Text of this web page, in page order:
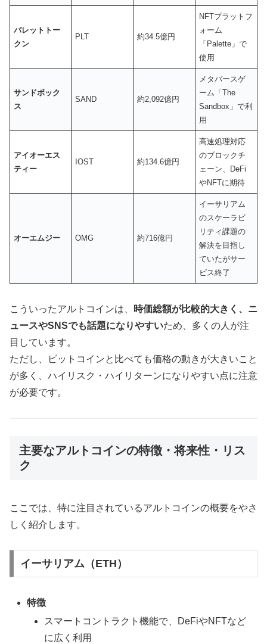
パレットトー
クン
PLT 約34.5億円
NFTプラットフ
ォーム
「Palette」で
使用
サンドボック
ス
SAND 約2,092億円
メタバースゲ
ーム「The
Sandbox」で利
用
アイオーエス
ティー
IOST 約134.6億円
高速処理対応
のブロックチ
ェーン、DeFi
やNFTに期待
オーエムジー OMG 約716億円
イーサリアム
のスケーラビ
リティ課題の
解決を目指し
ていたがサー
ビス終了
こういったアルトコインは、
時価総額が比較的大きく、ニ
ュースやSNSでも話題になりやすいため、多くの人が注
目しています。
ただし、ビットコインと比べても価格の動きが大きいこと
が多く、ハイリスク・ハイリターンになりやすい点に注意
が必要です。
主要なアルトコインの特徴・将来性・リス
ク
ここでは、特に注目されているアルトコインの概要をやさ
しく紹介します。
イーサリアム（ETH）
特徴
スマートコントラクト機能で、DeFiやNFTなど
に広く利用